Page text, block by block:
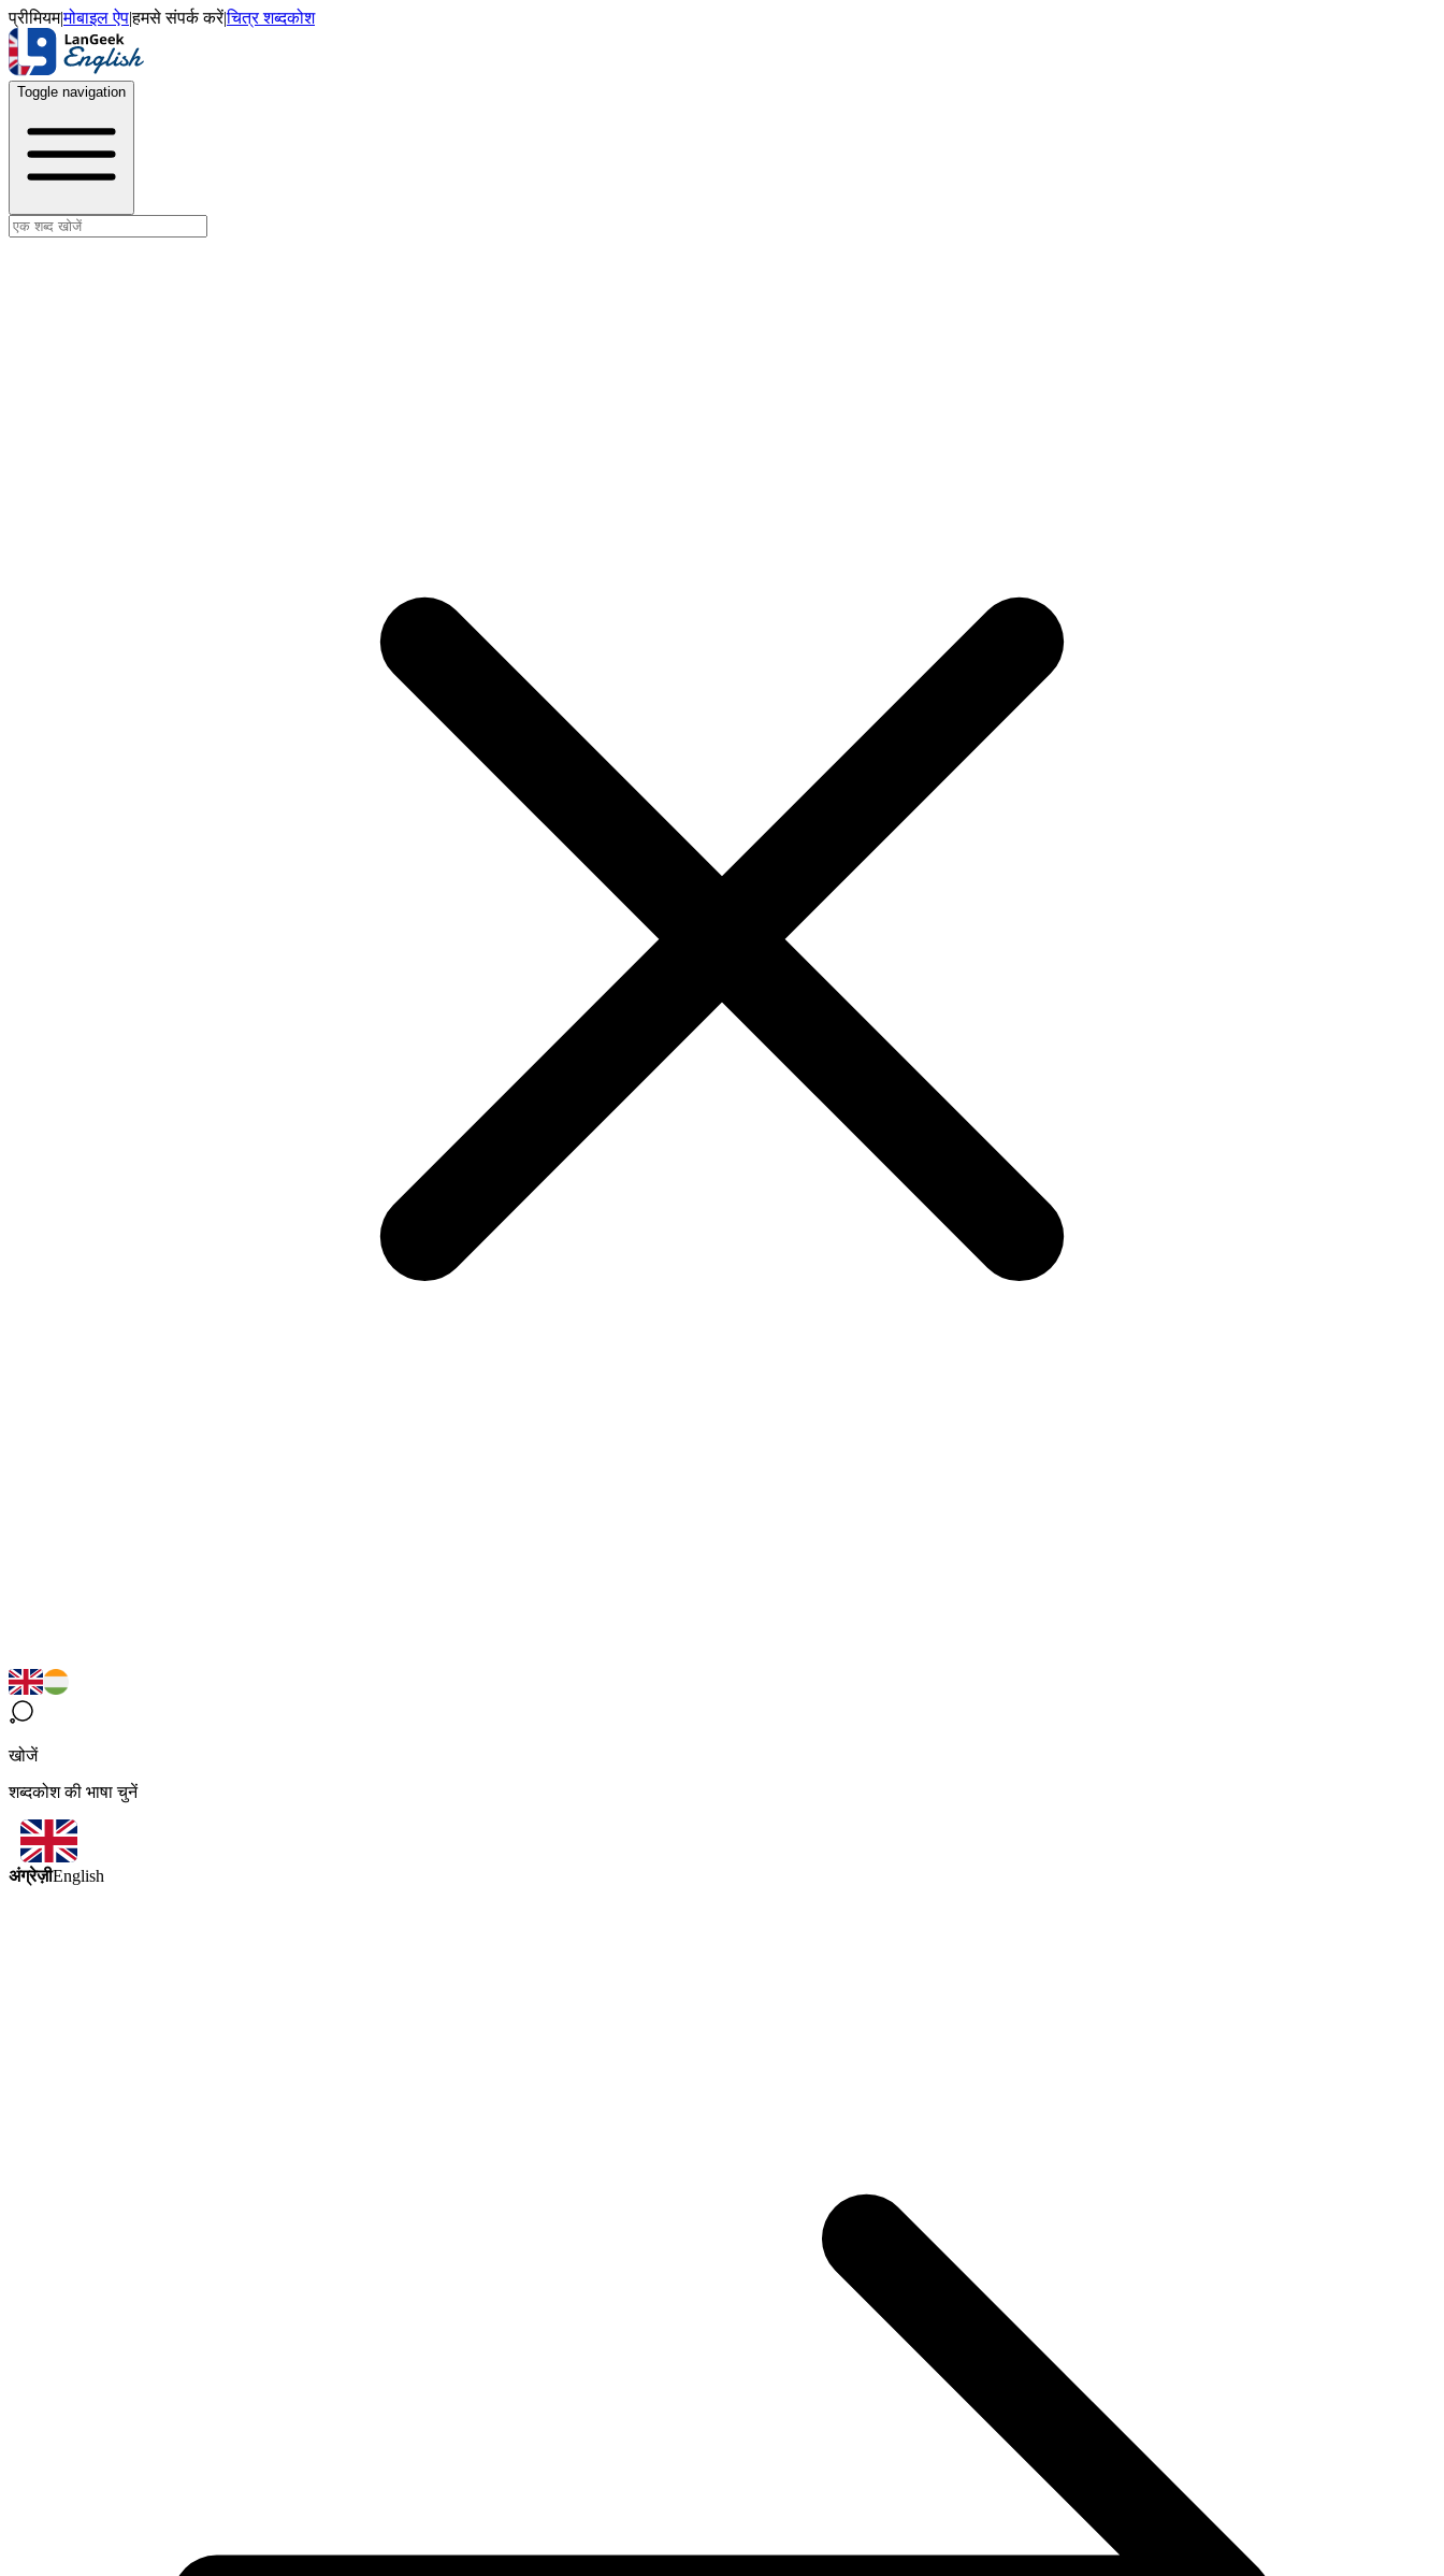
प्रीमियम|मोबाइल ऐप|हमसे संपर्क करें|चित्र शब्दकोश
Toggle navigation
खोजें
शब्दकोश की भाषा चुनें
अंग्रेज़ीEnglish